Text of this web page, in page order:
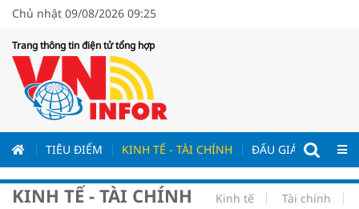
Chủ nhật 09/08/2026 09:25
Trang thông tin điện tử tổng hợp
TIÊU ĐIỂM KINH TẾ - TÀI CHÍNH ĐẤU GIÁ - ĐẤU
KINH TẾ - TÀI CHÍNH Kinh tế Tài chính